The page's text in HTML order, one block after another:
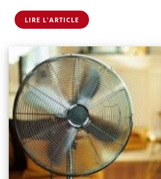
LIRE L'ARTICLE